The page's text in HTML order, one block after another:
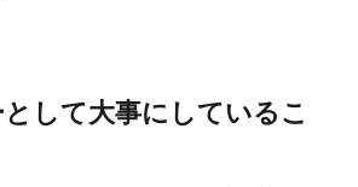
して大事にしているこ